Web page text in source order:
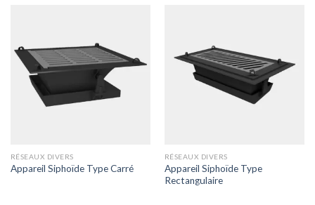
RÉSEAUX DIVERS
Appareil Siphoïde Type Carré
RÉSEAUX DIVERS
Appareil Siphoïde Type
Rectangulaire